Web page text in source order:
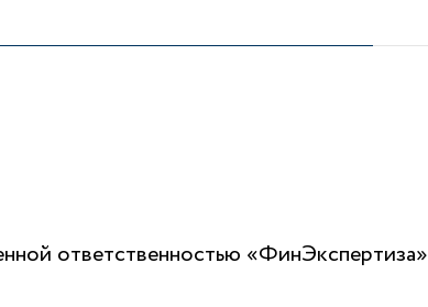
ответственностью «ФинЭкспертиза»